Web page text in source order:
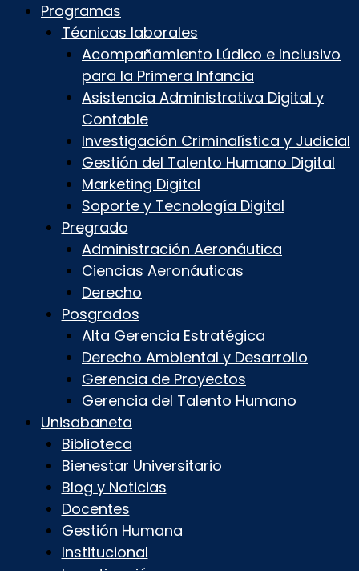
Programas
Técnicas laborales
Acompañamiento Lúdico e Inclusivo
para la Primera Infancia
Asistencia Administrativa Digital y
Contable
Investigación Criminalística y Judicial
Gestión del Talento Humano Digital
Marketing Digital
Soporte y Tecnología Digital
Pregrado
Administración Aeronáutica
Ciencias Aeronáuticas
Derecho
Posgrados
Alta Gerencia Estratégica
Derecho Ambiental y Desarrollo
Gerencia de Proyectos
Gerencia del Talento Humano
Unisabaneta
Biblioteca
Bienestar Universitario
Blog y Noticias
Docentes
Gestión Humana
Institucional